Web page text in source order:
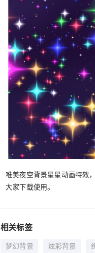
唯美夜空背景星星动画特效
大家下载使用。
相关标签
梦幻背景 炫彩背景